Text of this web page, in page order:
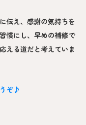
伝え、感謝の気持ちを
慣にし、早めの補修で
える道だと考えていま
ぞ♪